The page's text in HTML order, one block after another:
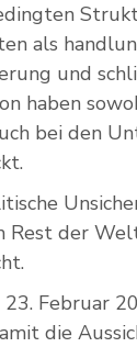
als
und
haben
bei den
Rest der
Februar
die